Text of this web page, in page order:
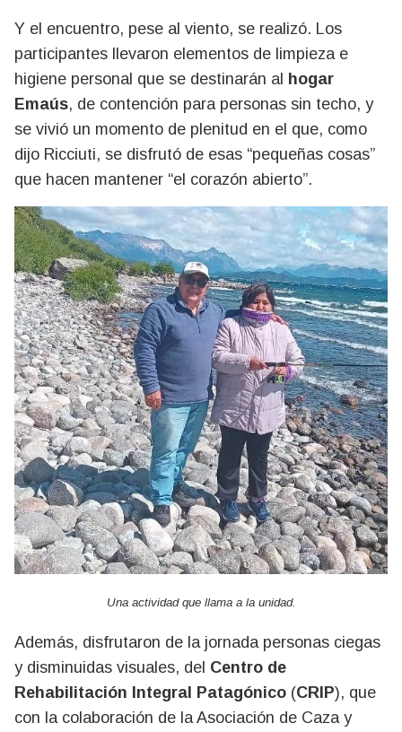
Y el encuentro, pese al viento, se realizó. Los
participantes llevaron elementos de limpieza e
higiene personal que se destinarán al hogar
Emaús, de contención para personas sin techo, y
se vivió un momento de plenitud en el que, como
dijo Ricciuti, se disfrutó de esas “pequeñas cosas”
que hacen mantener “el corazón abierto”.
Una actividad que llama a la unidad.
Además, disfrutaron de la jornada personas ciegas
y disminuidas visuales, del Centro de
Rehabilitación Integral Patagónico (CRIP), que
con la colaboración de la Asociación de Caza y